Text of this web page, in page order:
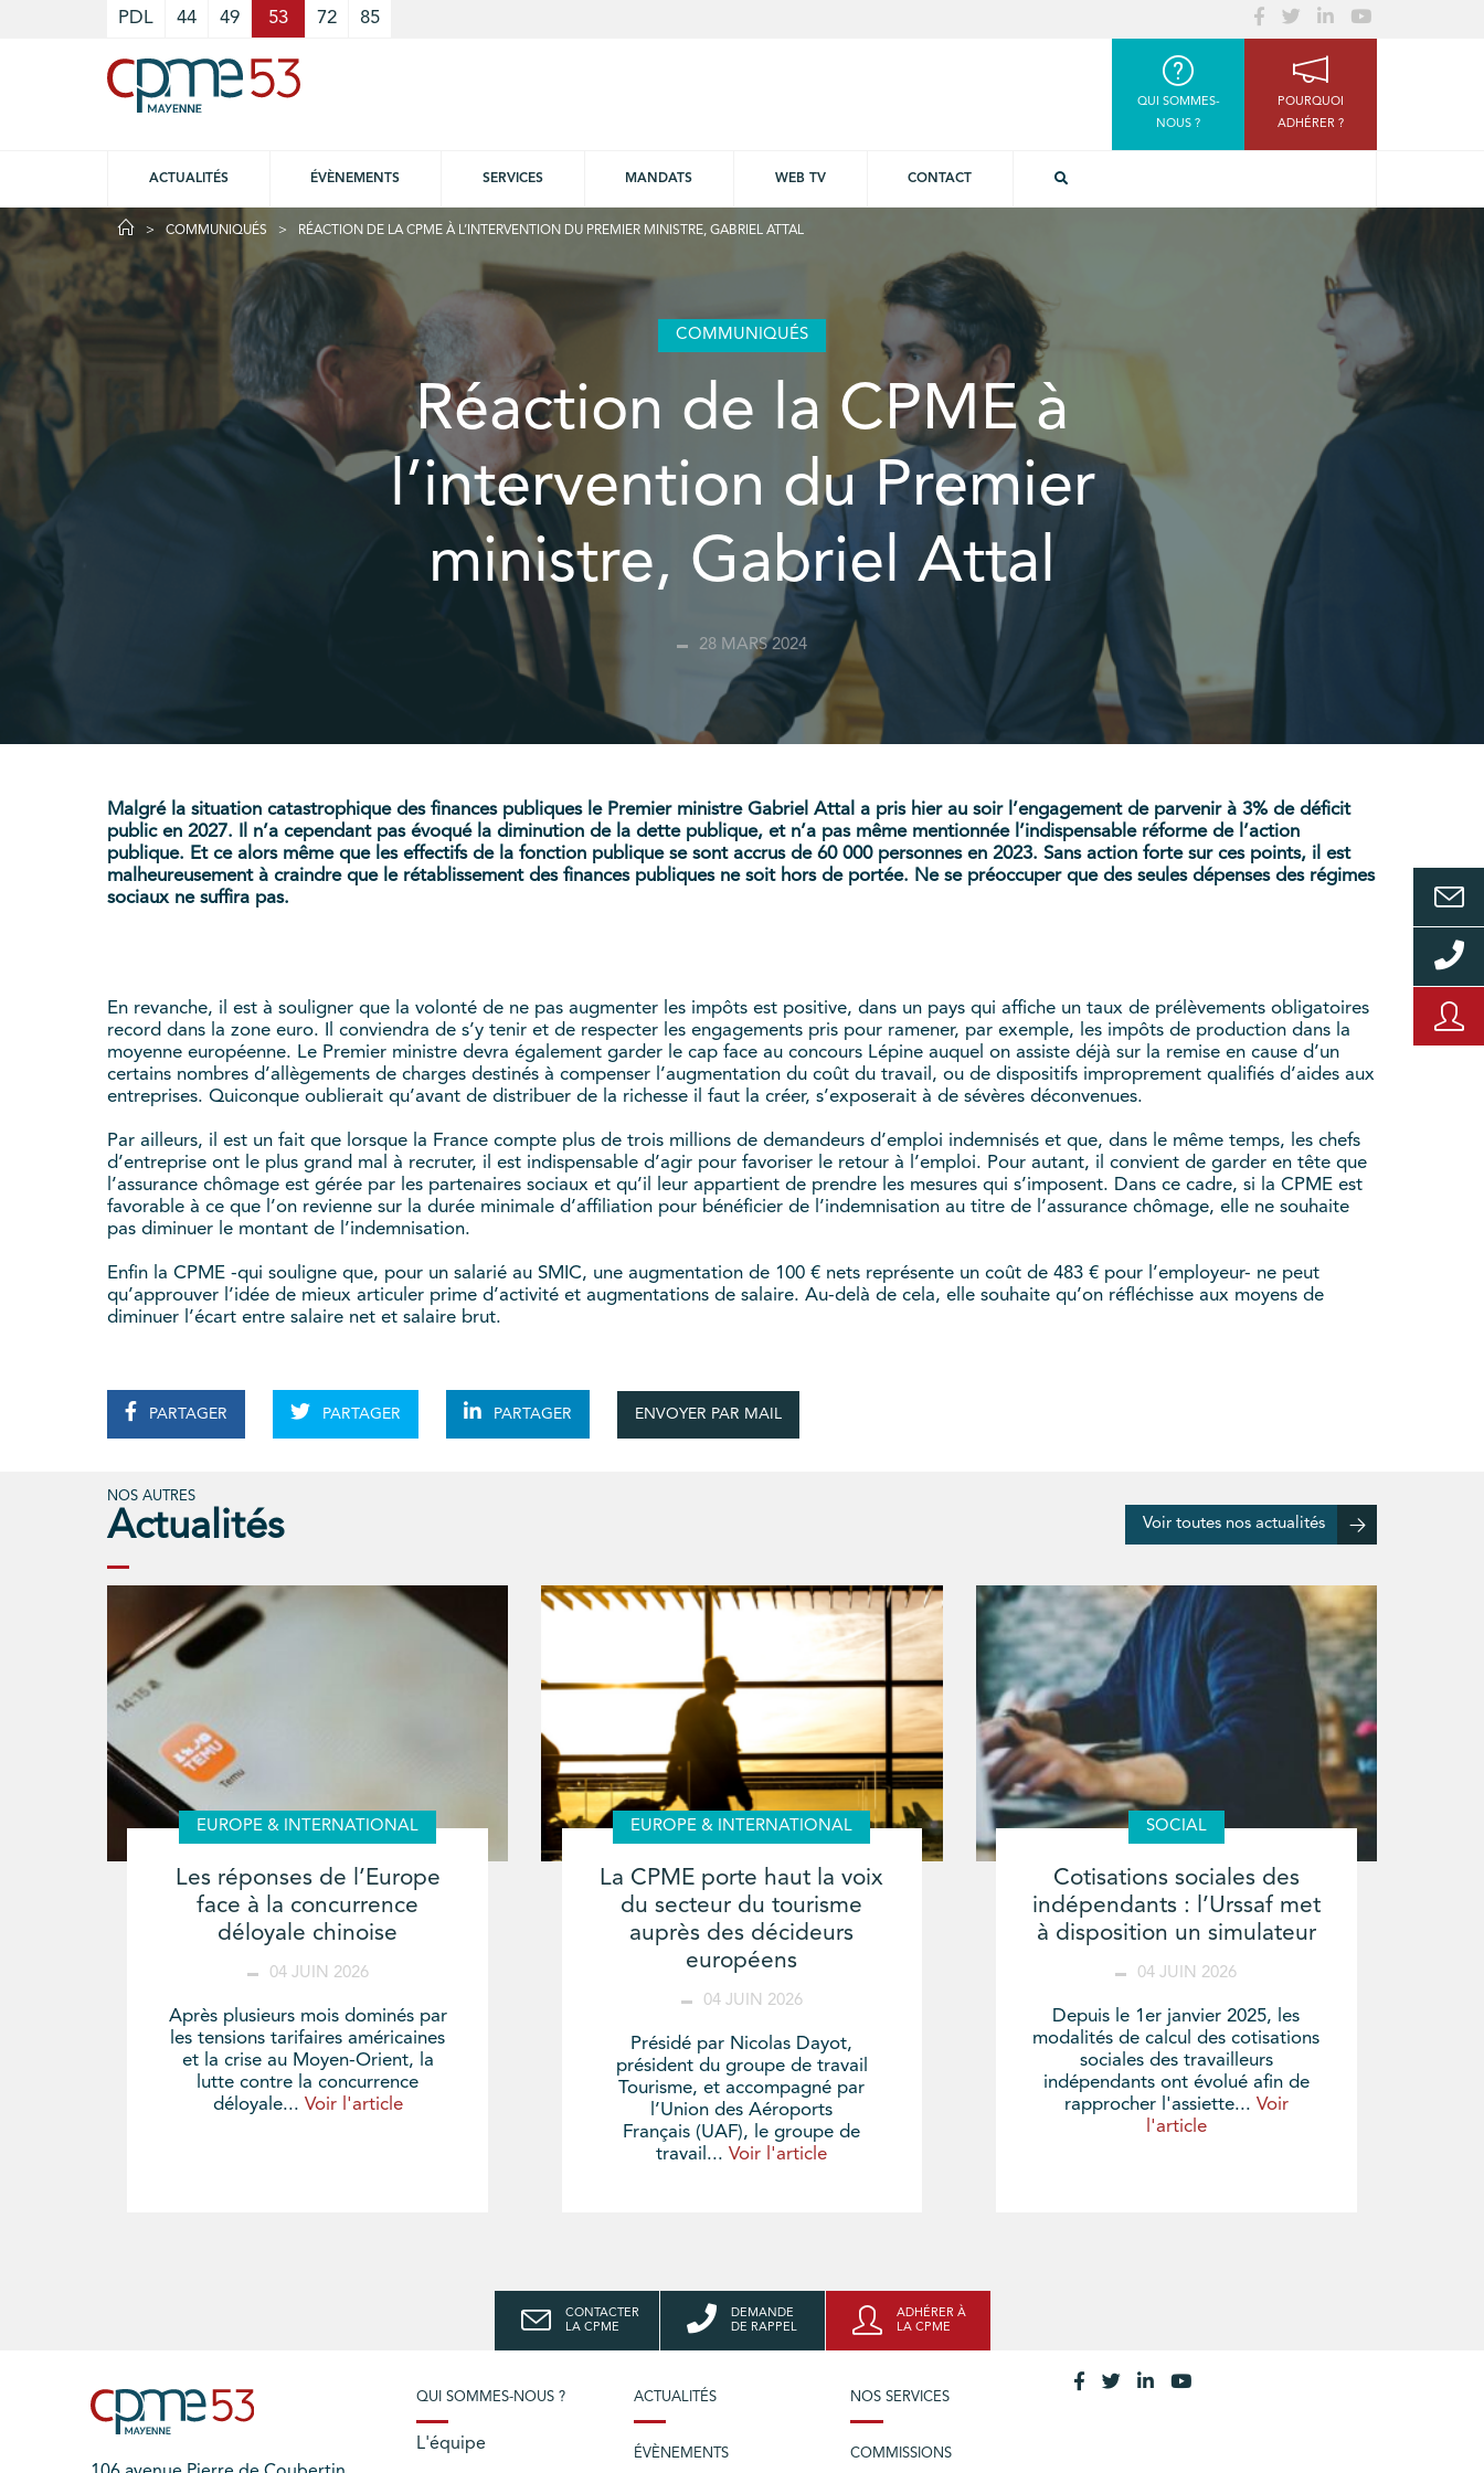
PDL 44 49 53 72 85
QUI SOMMES-
NOUS ?
POURQUOI
ADHÉRER ?
ACTUALITÉS ÉVÈNEMENTS SERVICES MANDATS WEB TV CONTACT
COMMUNIQUÉS RÉACTION DE LA CPME À L’INTERVENTION DU PREMIER MINISTRE, GABRIEL ATTAL
COMMUNIQUÉS
Réaction de la CPME à
l’intervention du Premier
ministre, Gabriel Attal
28 MARS 2024
Malgré la situation catastrophique des finances publiques le Premier ministre Gabriel Attal a pris hier au soir l’engagement de parvenir à 3% de déficit
public en 2027. Il n’a cependant pas évoqué la diminution de la dette publique, et n’a pas même mentionnée l’indispensable réforme de l’action
publique. Et ce alors même que les effectifs de la fonction publique se sont accrus de 60 000 personnes en 2023. Sans action forte sur ces points, il est
malheureusement à craindre que le rétablissement des finances publiques ne soit hors de portée. Ne se préoccuper que des seules dépenses des régimes
sociaux ne suffira pas.
En revanche, il est à souligner que la volonté de ne pas augmenter les impôts est positive, dans un pays qui affiche un taux de prélèvements obligatoires
record dans la zone euro. Il conviendra de s’y tenir et de respecter les engagements pris pour ramener, par exemple, les impôts de production dans la
moyenne européenne. Le Premier ministre devra également garder le cap face au concours Lépine auquel on assiste déjà sur la remise en cause d’un
certains nombres d’allègements de charges destinés à compenser l’augmentation du coût du travail, ou de dispositifs improprement qualifiés d’aides aux
entreprises. Quiconque oublierait qu’avant de distribuer de la richesse il faut la créer, s’exposerait à de sévères déconvenues.
Par ailleurs, il est un fait que lorsque la France compte plus de trois millions de demandeurs d’emploi indemnisés et que, dans le même temps, les chefs
d’entreprise ont le plus grand mal à recruter, il est indispensable d’agir pour favoriser le retour à l’emploi. Pour autant, il convient de garder en tête que
l’assurance chômage est gérée par les partenaires sociaux et qu’il leur appartient de prendre les mesures qui s’imposent. Dans ce cadre, si la CPME est
favorable à ce que l’on revienne sur la durée minimale d’affiliation pour bénéficier de l’indemnisation au titre de l’assurance chômage, elle ne souhaite
pas diminuer le montant de l’indemnisation.
Enfin la CPME -qui souligne que, pour un salarié au SMIC, une augmentation de 100 € nets représente un coût de 483 € pour l’employeur- ne peut
qu’approuver l’idée de mieux articuler prime d’activité et augmentations de salaire. Au-delà de cela, elle souhaite qu’on réfléchisse aux moyens de
diminuer l’écart entre salaire net et salaire brut.
PARTAGER PARTAGER PARTAGER ENVOYER PAR MAIL
NOS AUTRES
Actualités Voir toutes nos actualités
EUROPE & INTERNATIONAL
Les réponses de l’Europe
face à la concurrence
déloyale chinoise
04 JUIN 2026
Après plusieurs mois dominés par
les tensions tarifaires américaines
et la crise au Moyen-Orient, la
lutte contre la concurrence
déloyale... Voir l'article
EUROPE & INTERNATIONAL
La CPME porte haut la voix
du secteur du tourisme
auprès des décideurs
européens
04 JUIN 2026
Présidé par Nicolas Dayot,
président du groupe de travail
Tourisme, et accompagné par
l’Union des Aéroports
Français (UAF), le groupe de
travail...Voir l'article
SOCIAL
Cotisations sociales des
indépendants : l’Urssaf met
à disposition un simulateur
04 JUIN 2026
Depuis le 1er janvier 2025, les
modalités de calcul des cotisations
sociales des travailleurs
indépendants ont évolué afin de
rapprocher l'assiette... Voir
l'article
CONTACTER
LA CPME
DEMANDE
DE RAPPEL
ADHÉRER À
LA CPME
QUI SOMMES-NOUS ?
L'équipe
ACTUALITÉS
ÉVÈNEMENTS
NOS SERVICES
COMMISSIONS
Cookies management panel